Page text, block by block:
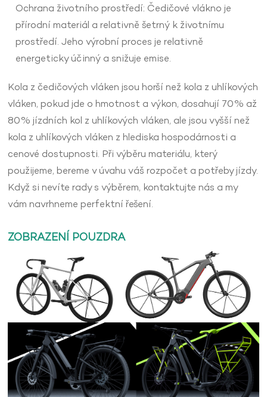
Ochrana životního prostředí: Čedičové vlákno je
přírodní materiál a relativně šetrný k životnímu
prostředí. Jeho výrobní proces je relativně
energeticky účinný a snižuje emise.
Kola z čedičových vláken jsou horší než kola z uhlíkových
vláken, pokud jde o hmotnost a výkon, dosahují 70% až
80% jízdních kol z uhlíkových vláken, ale jsou vyšší než
kola z uhlíkových vláken z hlediska hospodárnosti a
cenové dostupnosti. Při výběru materiálu, který
použijeme, bereme v úvahu váš rozpočet a potřeby jízdy.
Když si nevíte rady s výběrem, kontaktujte nás a my
vám navrhneme perfektní řešení.
ZOBRAZENÍ POUZDRA